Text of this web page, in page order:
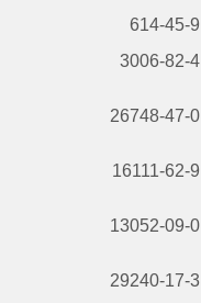
614-45-9
3006-82-4
26748-47-0
16111-62-9
13052-09-0
29240-17-3